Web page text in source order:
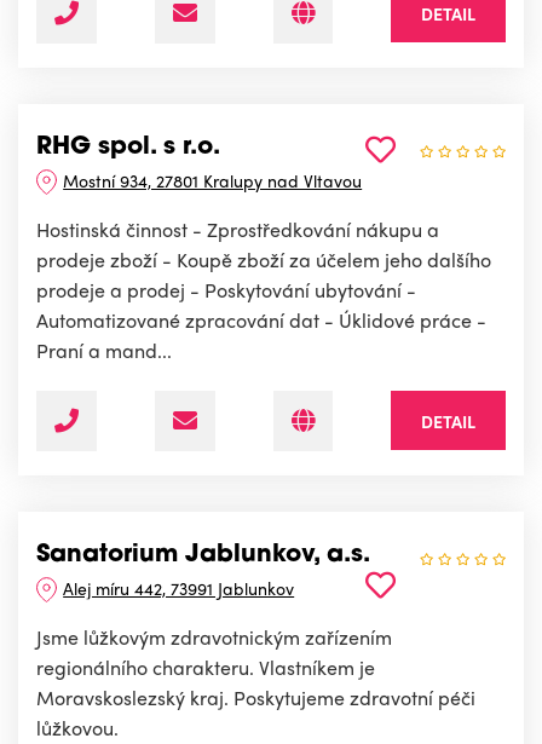
DETAIL
RHG spol. s r.o.
Mostní 934, 27801 Kralupy nad Vltavou
Hostinská činnost - Zprostředkování nákupu a
prodeje zboží - Koupě zboží za účelem jeho dalšího
prodeje a prodej - Poskytování ubytování -
Automatizované zpracování dat - Úklidové práce -
Praní a mand...
DETAIL
Sanatorium Jablunkov, a.s.
Alej míru 442, 73991 Jablunkov
Jsme lůžkovým zdravotnickým zařízením
regionálního charakteru. Vlastníkem je
Moravskoslezský kraj. Poskytujeme zdravotní péči
lůžkovou.